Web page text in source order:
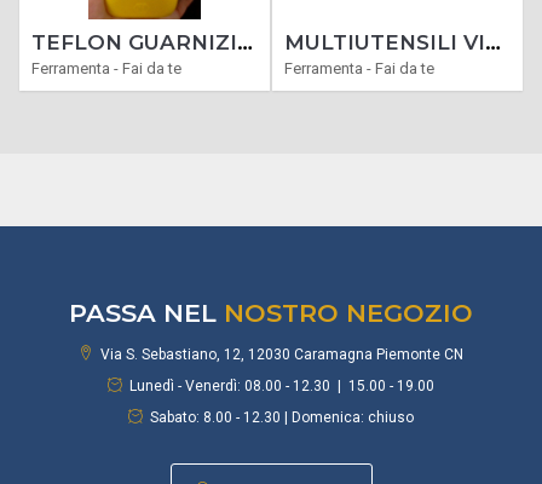
TEFLON GUARNIZIONIE LIQUIDO SIGILLANTTE SOSTITUISCE CANAPA TUBI GAS ACQUA
Ferramenta - Fai da te
MULTIUTENSILI VIGOR VUM-287 KIT 287PZ 550 WATT
Ferramenta - Fai da te
PASSA NEL NOSTRO NEGOZIO
Via S. Sebastiano, 12, 12030 Caramagna Piemonte CN
Lunedì - Venerdì: 08.00 - 12.30 | 15.00 - 19.00
Sabato: 8.00 - 12.30 | Domenica: chiuso